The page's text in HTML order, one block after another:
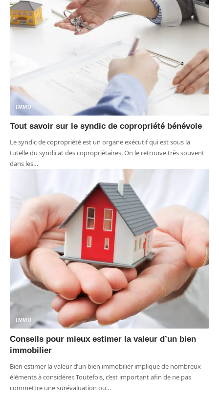
IMMO
Tout savoir sur le syndic de copropriété bénévole
Le syndic de copropriété est un organe exécutif qui est sous la
tutelle du syndicat des copropriétaires. On le retrouve très souvent
dans les…
IMMO
Conseils pour mieux estimer la valeur d’un bien
immobilier
Bien estimer la valeur d’un bien immobilier implique de nombreux
éléments à considérer. Toutefois, c’est important afin de ne pas
commettre une surévaluation ou…